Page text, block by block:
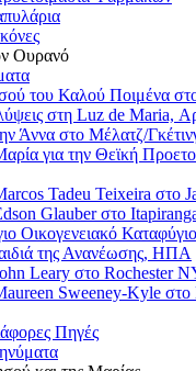
Ουρανό
του Καλού Ποιμένα
στη Luz de Maria,
Άννα στο Μέλατζ/
για την Θεϊκή
Tadeu Teixeira στο
Glauber στο
Οικογενειακό
της Ανανέωσης, ΗΠΑ
Leary στο Rochester
Sweeney-Kyle
Πηγές